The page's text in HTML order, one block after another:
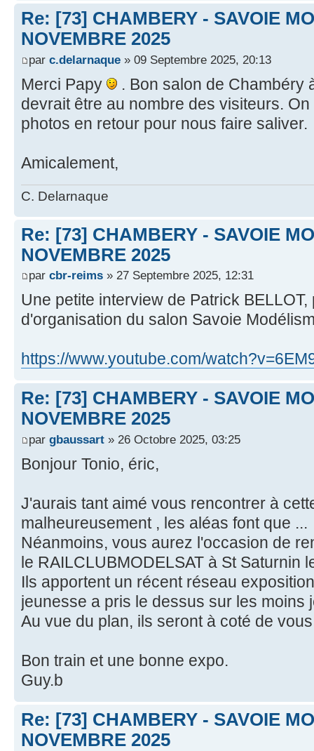
Re: [73] CHAMBERY - SAVOIE
NOVEMBRE 2025
par c.delarnaque » 09 Septembre 2025, 20:13
Merci Papy
. Bon salon de Chambéry
devrait être au nombre des visiteurs. On
photos en retour pour nous faire saliver.
Amicalement,
C. Delarnaque
Re: [73] CHAMBERY - SAVOIE
NOVEMBRE 2025
par cbr-reims » 27 Septembre 2025, 12:31
Une petite interview de Patrick
d'organisation du salon Savoie
https://www.youtube.com/
Re: [73] CHAMBERY - SAVOIE
NOVEMBRE 2025
par gbaussart » 26 Octobre 2025, 03:25
Bonjour Tonio, éric,
J'aurais tant aimé vous rencontrer à
malheureusement , les aléas font que ...
Néanmoins, vous aurez l'occasion de
le RAILCLUBMODELSAT à St Saturnin
Ils apportent un récent réseau
jeunesse a pris le dessus sur les moins
Au vue du plan, ils seront à coté de
Bon train et une bonne expo.
Guy.b
Re: [73] CHAMBERY - SAVOIE
NOVEMBRE 2025